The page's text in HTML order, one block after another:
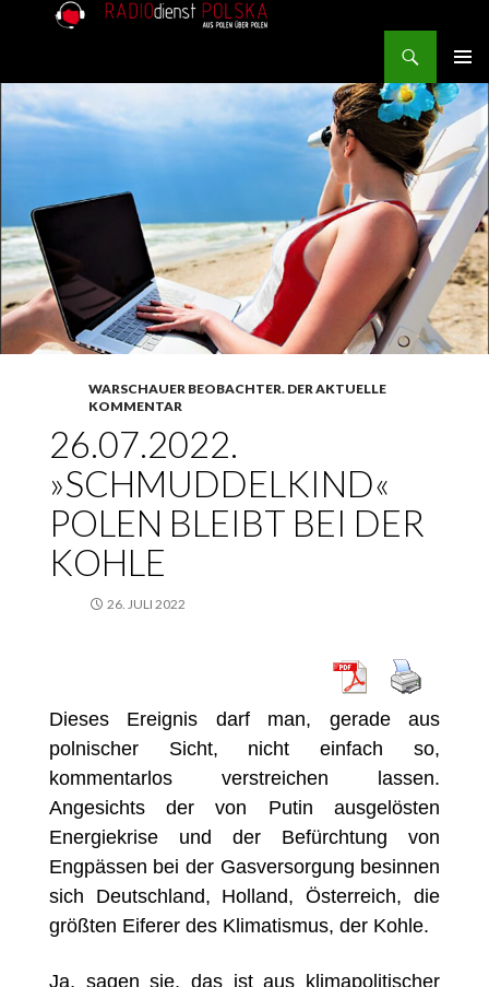
MENU
WARSCHAUER BEOBACHTER. DER AKTUELLE
KOMMENTAR
26.07.2022.
»SCHMUDDELKIND«
POLEN BLEIBT BEI DER
KOHLE
26. JULI 2022
Dieses Ereignis darf man, gerade aus
polnischer Sicht, nicht einfach so,
kommentarlos verstreichen lassen.
Angesichts der von Putin ausgelösten
Energiekrise und der Befürchtung von
Engpässen bei der Gasversorgung besinnen
sich Deutschland, Holland, Österreich, die
größten Eiferer des Klimatismus, der Kohle.
Ja, sagen sie, das ist aus klimapolitischer